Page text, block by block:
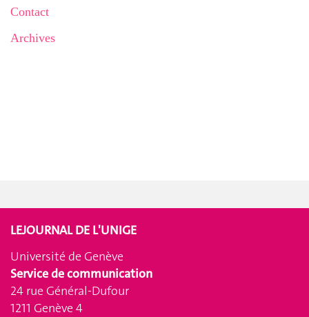
Contact
Archives
LEJOURNAL DE L'UNIGE
Université de Genève
Service de communication
24 rue Général-Dufour
1211 Genève 4